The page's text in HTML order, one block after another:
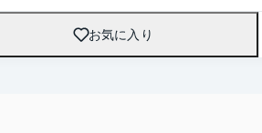
お気に入り